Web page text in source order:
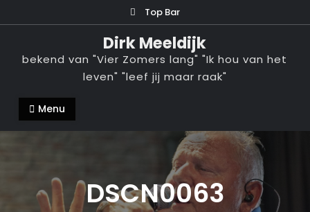
naar
inhoud
Top Bar
Dirk Meeldijk
bekend van "Vier Zomers lang" "Ik hou van het
leven" "leef jij maar raak"
Menu
DSCN0063